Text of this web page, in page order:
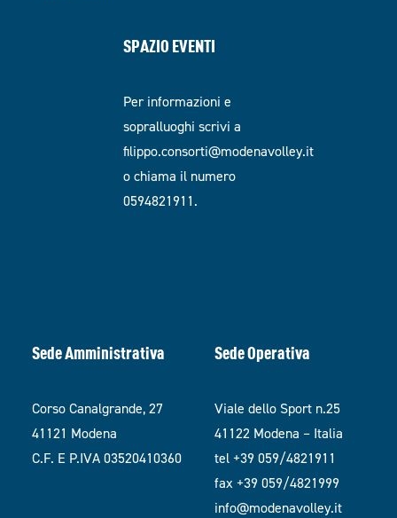
SPAZIO EVENTI
Per informazioni e
sopralluoghi scrivi a
filippo.consorti@modenavolley.it
o chiama il numero
0594821911.
Sede Amministrativa
Corso Canalgrande, 27
41121 Modena
C.F. E P.IVA 03520410360
Sede Operativa
Viale dello Sport n.25
41122 Modena – Italia
tel +39 059/4821911
fax +39 059/4821999
info@modenavolley.it